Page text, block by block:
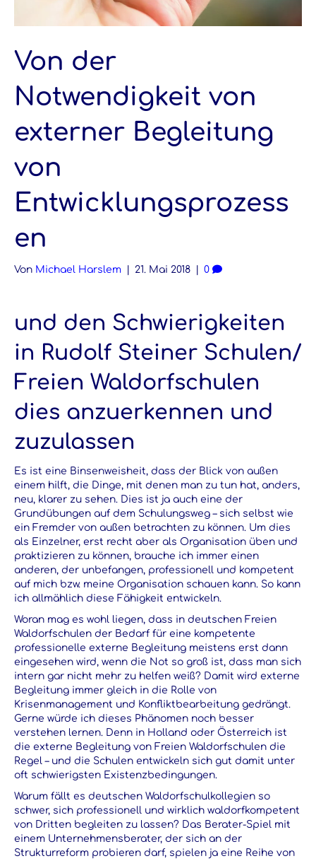
Von der
Notwendigkeit von
externer Begleitung
von
Entwicklungsprozess
en
Von Michael Harslem 21. Mai 2018 0
und den Schwierigkeiten
in Rudolf Steiner Schulen/
Freien Waldorfschulen
dies anzuerkennen und
zuzulassen
Es ist eine Binsenweisheit, dass der Blick von außen
einem hilft, die Dinge, mit denen man zu tun hat, anders,
neu, klarer zu sehen. Dies ist ja auch eine der
Grundübungen auf dem Schulungsweg – sich selbst wie
ein Fremder von außen betrachten zu können. Um dies
als Einzelner, erst recht aber als Organisation üben und
praktizieren zu können, brauche ich immer einen
anderen, der unbefangen, professionell und kompetent
auf mich bzw. meine Organisation schauen kann. So kann
ich allmählich diese Fähigkeit entwickeln.
Woran mag es wohl liegen, dass in deutschen Freien
Waldorfschulen der Bedarf für eine kompetente
professionelle externe Begleitung meistens erst dann
eingesehen wird, wenn die Not so groß ist, dass man sich
intern gar nicht mehr zu helfen weiß? Damit wird externe
Begleitung immer gleich in die Rolle von
Krisenmanagement und Konfliktbearbeitung gedrängt.
Gerne würde ich dieses Phänomen noch besser
verstehen lernen. Denn in Holland oder Österreich ist
die externe Begleitung von Freien Waldorfschulen die
Regel – und die Schulen entwickeln sich gut damit unter
oft schwierigsten Existenzbedingungen.
Warum fällt es deutschen Waldorfschulkollegien so
schwer, sich professionell und wirklich waldorfkompetent
von Dritten begleiten zu lassen? Das Berater-Spiel mit
einem Unternehmensberater, der sich an der
Strukturreform probieren darf, spielen ja eine Reihe von